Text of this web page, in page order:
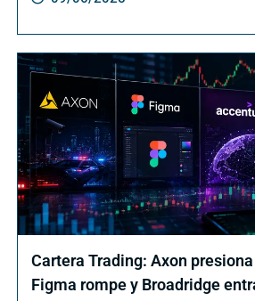
Cartera Trading: Axon
Figma rompe y Broadridge